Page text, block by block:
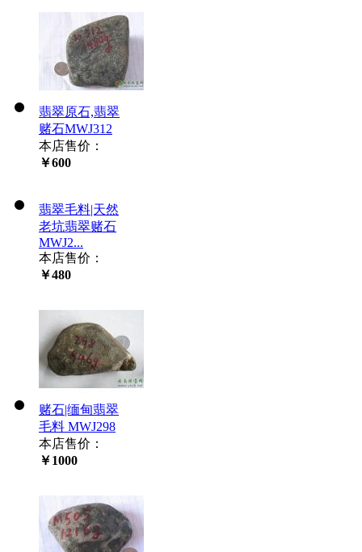
翡翠原石,翡翠
赌石MWJ312
本店售价：
￥600
翡翠毛料|天然
老坑翡翠赌石
MWJ2...
本店售价：
￥480
赌石|缅甸翡翠
毛料 MWJ298
本店售价：
￥1000